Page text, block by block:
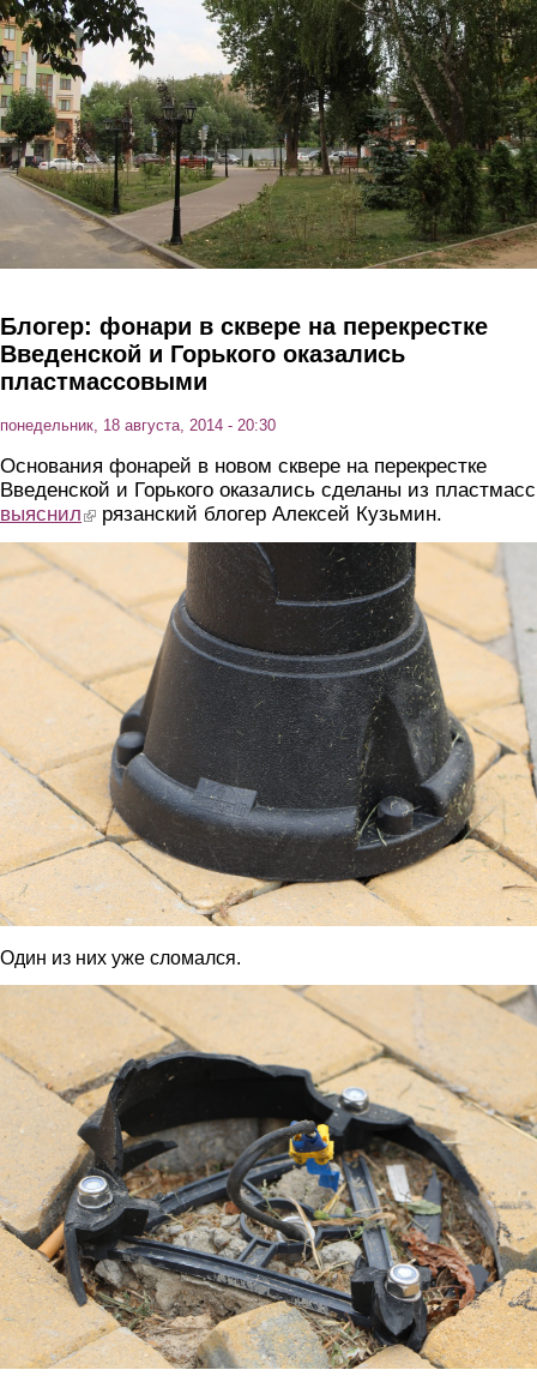
Перейти к основному содержанию
Блогер: фонари в сквере на перекрестке
Введенской и Горького оказались
пластмассовыми
понедельник, 18 августа, 2014 - 20:30
Основания фонарей в новом сквере на перекрестке
Введенской и Горького оказались сделаны из
выяснил (link is external)
рязанский блогер Алексей Кузьмин.
fon.jpg
Один из них уже сломался.